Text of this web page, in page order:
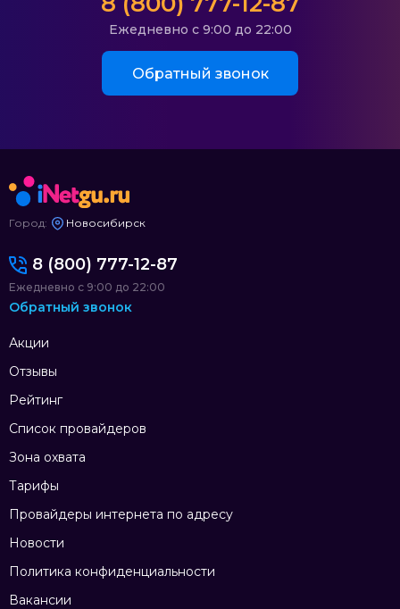
Ежедневно с 9:00 до 22:00
Обратный звонок
Город: Новосибирск
Акции
Отзывы
Рейтинг
Список провайдеров
Зона охвата
Тарифы
Провайдеры интернета по адресу
Новости
Политика конфиденциальности
Вакансии
8 (800) 777-12-87
Ежедневно с 9:00 до 22:00
Обратный звонок